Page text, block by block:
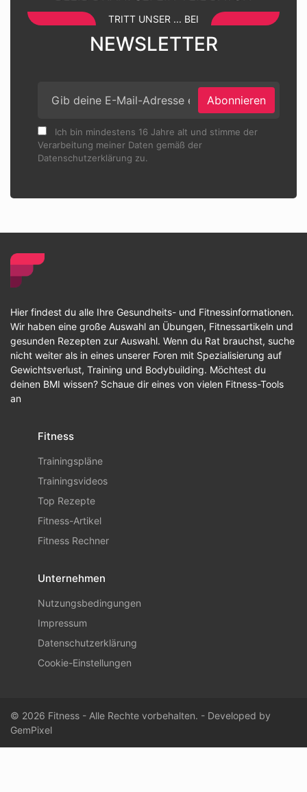
TRITT UNSER ... BEI
NEWSLETTER
Abonnieren
Ich bin mindestens 16 Jahre alt und stimme der
Verarbeitung meiner Daten gemäß der
Datenschutzerklärung zu.
Hier findest du alle Ihre Gesundheits- und Fitnessinformationen.
Wir haben eine große Auswahl an Übungen, Fitnessartikeln und
gesunden Rezepten zur Auswahl. Wenn du Rat brauchst, suche
nicht weiter als in eines unserer Foren mit Spezialisierung auf
Gewichtsverlust, Training und Bodybuilding. Möchtest du
deinen BMI wissen? Schaue dir eines von vielen Fitness-Tools
an
Fitness
Trainingspläne
Trainingsvideos
Top Rezepte
Fitness-Artikel
Fitness Rechner
Unternehmen
Nutzungsbedingungen
Impressum
Datenschutzerklärung
Cookie-Einstellungen
© 2026 Fitness - Alle Rechte vorbehalten. - Developed by
GemPixel